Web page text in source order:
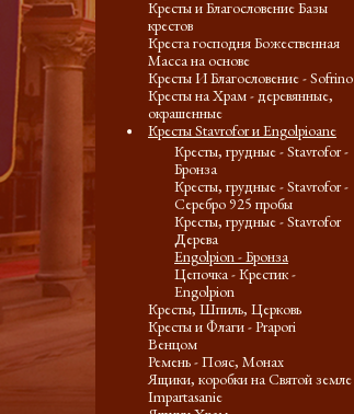
Кресты и Благословение Базы
крестов
Креста господня Божественная
Масса на основе
Кресты И Благословение - Sofrino
Кресты на Храм - деревянные,
окрашенные
Кресты Stavrofor и Engolpioane
Кресты, грудные - Stavrofor -
Бронза
Кресты, грудные - Stavrofor -
Серебро 925 пробы
Кресты, грудные - Stavrofor
Дерева
Engolpion - Бронза
Цепочка - Крестик -
Engolpion
Кресты, Шпиль, Церковь
Кресты и Флаги - Prapori
Венцом
Ремень - Пояс, Монах
Ящики, коробки на Святой земле
Impartasanie